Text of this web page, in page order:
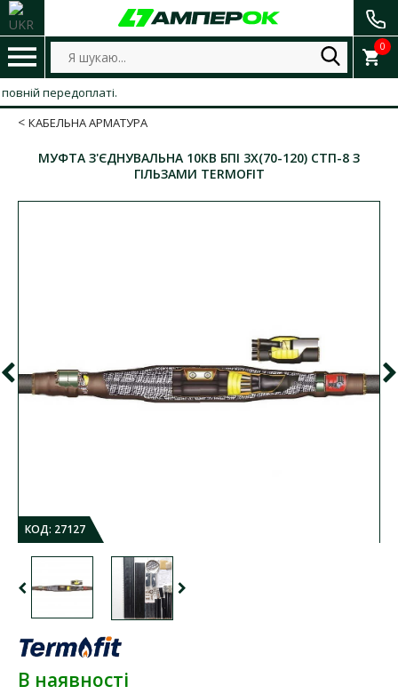
0
передоплаті.
КАБЕЛЬНА АРМАТУРА
МУФТА З'ЄДНУВАЛЬНА 10КВ БПІ 3Х(70-120) СТП-8 З
ГІЛЬЗАМИ TERMOFIT
КОД: 27127
В наявності